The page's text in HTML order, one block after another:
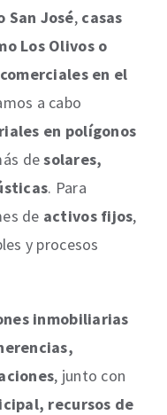
San José, casas
Los Olivos o
en el
a cabo
en polígonos
desolares,
. Para
de activos fijos,
y procesos
inmobiliarias
, junto con
recursos de